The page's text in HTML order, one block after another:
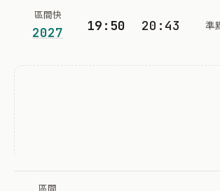
區間快
2027 19:50 20:43 準
區間